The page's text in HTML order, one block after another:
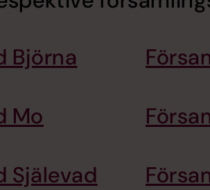
Björna
Mo
Själevad